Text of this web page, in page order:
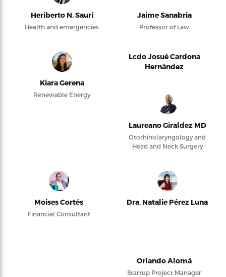
Heriberto N. Saurí
Health and emergencies
Jaime Sanabria
Professor of Law
Kiara Gerena
Renewable Energy
Lcdo Josué Cardona
Hernández
Laureano Giraldez MD
Otorhinolaryngology and
Head and Neck Surgery
Moises Cortés
Financial Consultant
Dra. Natalie Pérez Luna
Orlando Alomá
Startup Project Manager